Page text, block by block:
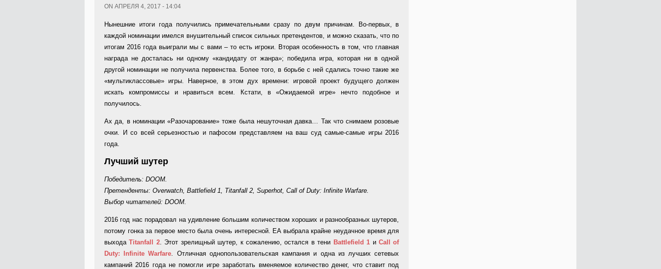
ON АПРЕЛЯ 4, 2017 - 14:04
Нынешние итоги года получились примечательными сразу по двум причинам. Во-первых, в
каждой номинации имелся внушительный список сильных претендентов, и можно сказать, что по
итогам 2016 года выиграли мы с вами – то есть игроки. Вторая особенность в том, что главная
награда не досталась ни одному «кандидату от жанра»; победила игра, которая ни в одной
другой номинации не получила первенства. Более того, в борьбе с ней сдались точно такие же
«мультиклассовые» игры. Наверное, в этом дух времени: игровой проект будущего должен
искать компромиссы и нравиться всем. Кстати, в «Ожидаемой игре» нечто подобное и
получилось.
Ах да, в номинации «Разочарование» тоже была нешуточная давка… Так что снимаем розовые
очки. И со всей серьезностью и пафосом представляем на ваш суд самые-самые игры 2016
года.
Лучший шутер
Победитель: DOOM.
Претенденты: Overwatch, Battlefield 1, Titanfall 2, Superhot, Call of Duty: Infinite Warfare.
Выбор читателей: DOOM.
2016 год нас порадовал на удивление большим количеством хороших и разнообразных шутеров,
потому гонка за первое место была очень интересной. EA выбрала крайне неудачное время для
выходаTitanfall 2. Этот зрелищный шутер, к сожалению, остался в тени Battlefield 1 и Call of
Duty: Infinite Warfare. Отличная однопользовательская кампания и одна из лучших сетевых
кампаний 2016 года не помогли игре заработать вменяемое количество денег, что ставит под